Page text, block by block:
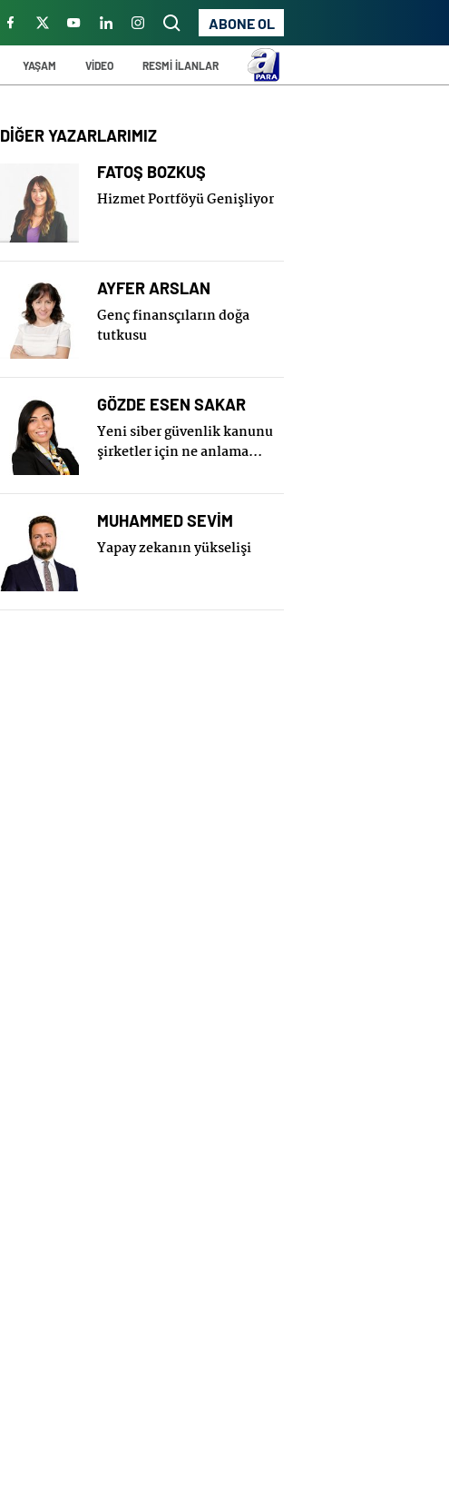
ABONE OL
YAŞAM VİDEO RESMİ İLANLAR
DİĞER YAZARLARIMIZ
FATOŞ BOZKUŞ
Hizmet Portföyü Genişliyor
AYFER ARSLAN
Genç finansçıların doğa
tutkusu
GÖZDE ESEN SAKAR
Yeni siber güvenlik kanunu
şirketler için ne anlama
MUHAMMED SEVİM
Yapay zekanın yükselişi